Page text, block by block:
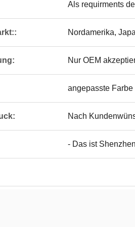
Als requirments
Nordamerika,
Nur OEM
angepasste Farbe
Nach
- Das ist